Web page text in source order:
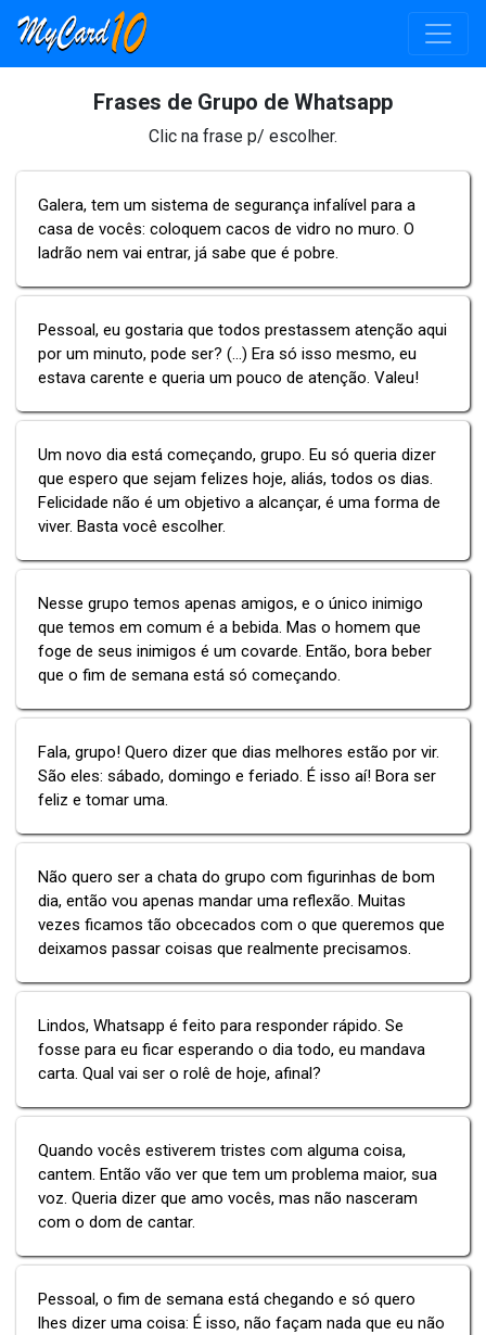
Frases de Grupo de Whatsapp
Clic na frase p/ escolher.
Galera, tem um sistema de segurança infalível para a
casa de vocês: coloquem cacos de vidro no muro. O
ladrão nem vai entrar, já sabe que é pobre.
Pessoal, eu gostaria que todos prestassem atenção aqui
por um minuto, pode ser? (...) Era só isso mesmo, eu
estava carente e queria um pouco de atenção. Valeu!
Um novo dia está começando, grupo. Eu só queria dizer
que espero que sejam felizes hoje, aliás, todos os dias.
Felicidade não é um objetivo a alcançar, é uma forma de
viver. Basta você escolher.
Nesse grupo temos apenas amigos, e o único inimigo
que temos em comum é a bebida. Mas o homem que
foge de seus inimigos é um covarde. Então, bora beber
que o fim de semana está só começando.
Fala, grupo! Quero dizer que dias melhores estão por vir.
São eles: sábado, domingo e feriado. É isso aí! Bora ser
feliz e tomar uma.
Não quero ser a chata do grupo com figurinhas de bom
dia, então vou apenas mandar uma reflexão. Muitas
vezes ficamos tão obcecados com o que queremos que
deixamos passar coisas que realmente precisamos.
Lindos, Whatsapp é feito para responder rápido. Se
fosse para eu ficar esperando o dia todo, eu mandava
carta. Qual vai ser o rolê de hoje, afinal?
Quando vocês estiverem tristes com alguma coisa,
cantem. Então vão ver que tem um problema maior, sua
voz. Queria dizer que amo vocês, mas não nasceram
com o dom de cantar.
Pessoal, o fim de semana está chegando e só quero
lhes dizer uma coisa: É isso, não façam nada que eu não